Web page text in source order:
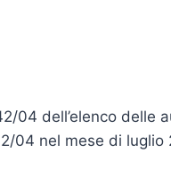
04 dell’elenco delle
04 nel mese di luglio